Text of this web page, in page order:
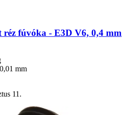
réz fúvóka -​ E3D V6, 0,4 mm
mm
11.